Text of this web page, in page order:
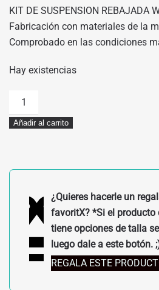
ORIGINAL
ERA:
237,10€.
ACTUAL
ES:
213,39€.
KIT DE SUSPENSION REBAJADA
Fabricación con materiales de la
Comprobado en las condiciones
Hay existencias
KIT
DE
SUSPENSION
KTM
79612955544
cantidad
Añadir al carrito
¿Quieres hacerle un
favoritX? *Si el producto
tiene opciones de talla
luego dale a este botón.
REGALA ESTE